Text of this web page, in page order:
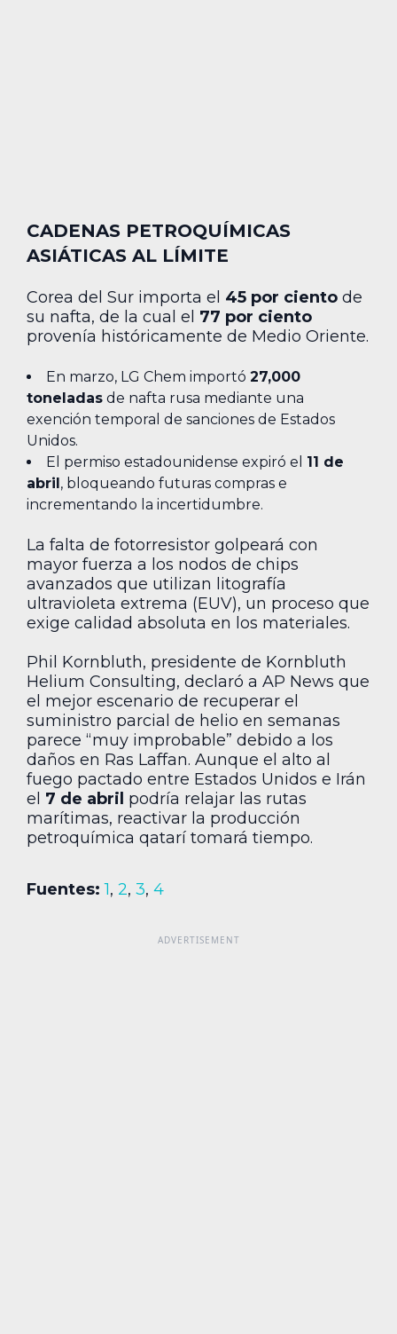
CADENAS PETROQUÍMICAS
ASIÁTICAS AL LÍMITE
Corea del Sur importa el 45 por ciento de
su nafta, de la cual el 77 por ciento
provenía históricamente de Medio Oriente.
En marzo, LG Chem importó 27,000
toneladas de nafta rusa mediante una
exención temporal de sanciones de Estados
Unidos.
El permiso estadounidense expiró el 11 de
abril, bloqueando futuras compras e
incrementando la incertidumbre.
La falta de fotorresistor golpeará con
mayor fuerza a los nodos de chips
avanzados que utilizan litografía
ultravioleta extrema (EUV), un proceso que
exige calidad absoluta en los materiales.
Phil Kornbluth, presidente de Kornbluth
Helium Consulting, declaró a AP News que
el mejor escenario de recuperar el
suministro parcial de helio en semanas
parece “muy improbable” debido a los
daños en Ras Laffan. Aunque el alto al
fuego pactado entre Estados Unidos e Irán
el 7 de abril podría relajar las rutas
marítimas, reactivar la producción
petroquímica qatarí tomará tiempo.
Fuentes: 1, 2, 3, 4